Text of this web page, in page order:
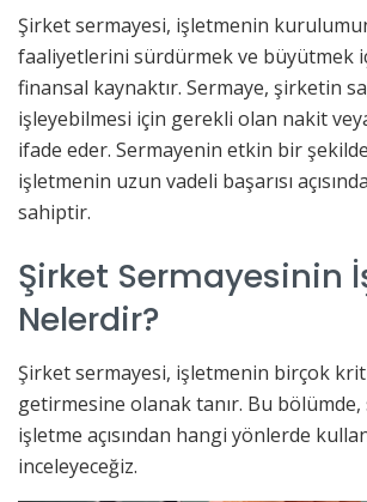
Şirket sermayesi, işletmenin
faaliyetlerini sürdürmek ve büyütmek
finansal kaynaktır. Sermaye, şirketin
işleyebilmesi için gerekli olan nakit
ifade eder. Sermayenin etkin bir
işletmenin uzun vadeli başarısı
sahiptir.
Şirket Sermayesinin
Nelerdir?
Şirket sermayesi, işletmenin birçok
getirmesine olanak tanır. Bu
işletme açısından hangi yönlerde
inceleyeceğiz.